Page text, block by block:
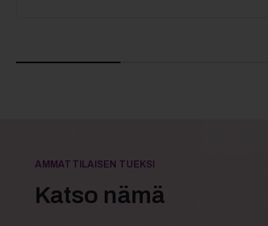
AMMATTILAISEN TUEKSI
Katso nämä